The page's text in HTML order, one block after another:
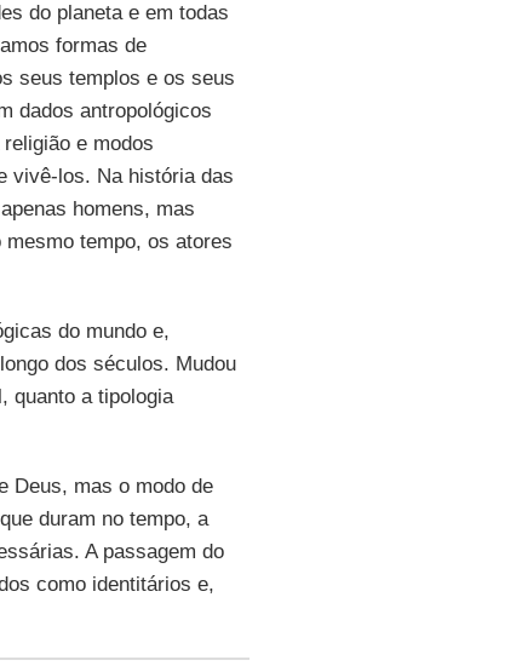
do planeta e em todas
formas de
seus templos e os seus
dados antropológicos
e modos
vivê-los. Na história das
homens, mas
tempo, os atores
do mundo e,
dos séculos. Mudou
quanto a tipologia
Deus, mas o modo de
duram no tempo, a
A passagem do
como identitários e,